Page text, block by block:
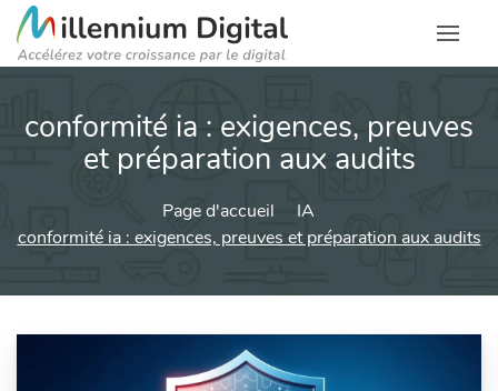
conformité ia : exigences, preuves
et préparation aux audits
Page d'accueil
IA
conformité ia : exigences, preuves et préparation aux audits